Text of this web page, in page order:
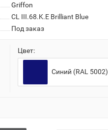
Griffon
CL III.68.K.Е Brilliant Blue
Под заказ
Цвет:
Синий (RAL 5002)